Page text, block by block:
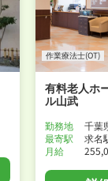
作業療法士(OT)
有料老人ホ
ル山武
勤務地
千葉
最寄駅
求名
月給